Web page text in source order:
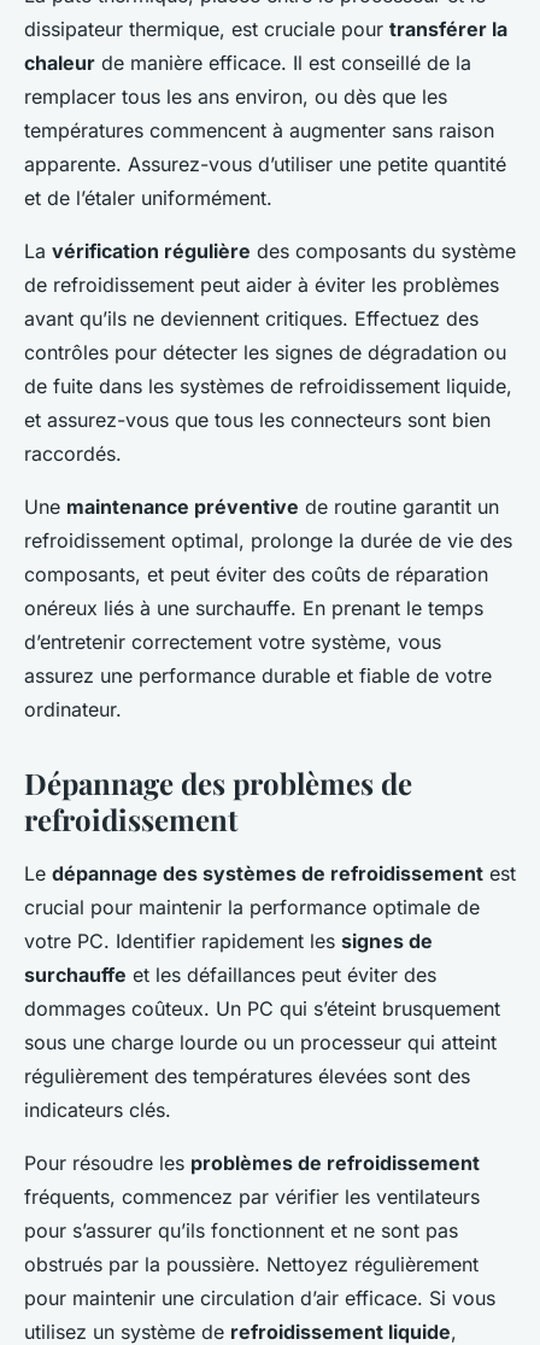
dissipateur thermique, est cruciale pour transférer la
chaleur de manière efficace. Il est conseillé de la
remplacer tous les ans environ, ou dès que les
températures commencent à augmenter sans raison
apparente. Assurez-vous d’utiliser une petite quantité
et de l’étaler uniformément.
La vérification régulière des composants du système
de refroidissement peut aider à éviter les problèmes
avant qu’ils ne deviennent critiques. Effectuez des
contrôles pour détecter les signes de dégradation ou
de fuite dans les systèmes de refroidissement liquide,
et assurez-vous que tous les connecteurs sont bien
raccordés.
Une maintenance préventive de routine garantit un
refroidissement optimal, prolonge la durée de vie des
composants, et peut éviter des coûts de réparation
onéreux liés à une surchauffe. En prenant le temps
d’entretenir correctement votre système, vous
assurez une performance durable et fiable de votre
ordinateur.
Dépannage des problèmes de
refroidissement
Le dépannage des systèmes de refroidissement est
crucial pour maintenir la performance optimale de
votre PC. Identifier rapidement les signes de
surchauffe et les défaillances peut éviter des
dommages coûteux. Un PC qui s’éteint brusquement
sous une charge lourde ou un processeur qui atteint
régulièrement des températures élevées sont des
indicateurs clés.
Pour résoudre les problèmes de refroidissement
fréquents, commencez par vérifier les ventilateurs
pour s’assurer qu’ils fonctionnent et ne sont pas
obstrués par la poussière. Nettoyez régulièrement
pour maintenir une circulation d’air efficace. Si vous
utilisez un système de refroidissement liquide,